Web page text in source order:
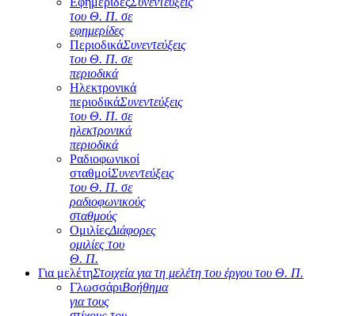
του Θ. Π. σε
εφημερίδες
ΠεριοδικάΣυνεντεύξεις
του Θ. Π. σε
περιοδικά
Ηλεκτρονικά
περιοδικάΣυνεντεύξεις
του Θ. Π. σε
ηλεκτρονικά
περιοδικά
Ραδιοφωνικοί
σταθμοίΣυνεντεύξεις
του Θ. Π. σε
ραδιοφωνικούς
σταθμούς
ΟμιλίεςΔιάφορες
ομιλίες του
Θ. Π.
Για μελέτηΣτοιχεία για τη μελέτη του έργου του Θ. Π.
ΓλωσσάριΒοήθημα
για τους